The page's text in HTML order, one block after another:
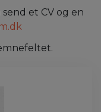
et CV og en